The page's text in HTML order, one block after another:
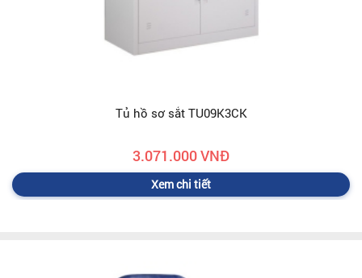
Tủ hồ sơ sắt TU09K3CK
3.071.000 VNĐ
Xem chi tiết